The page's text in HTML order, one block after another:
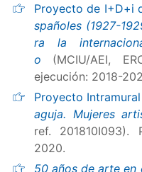
Proyecto de I+D+i
spañoles (1927-
ra la
o (MCIU/AEI,
ejecución: 2018-
Proyecto
aguja. Mujeres
ref. 201810I093).
2020.
50 años de arte en